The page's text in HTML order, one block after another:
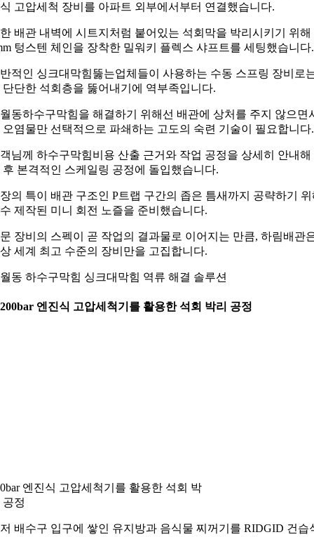
고압세척 장비를 아파트 외부에서부터 연결했습니다.
배관 내벽에 시트지처럼 붙어있는 석회막을 박리시키기 위해
텅스텐 체인을 장착한 밀워키 플렉스 샤프트를 세팅했습니다.
적인 싱크대막힘뚫는업체들이 사용하는 수동 스프링 장비로
단단한 석회층을 뚫어내기에 역부족입니다.
동하수구막힘을 해결하기 위해선 배관에 상처를 주지 않으면
오염물만 선택적으로 파쇄하는 고도의 숙련 기술이 필요합니다.
님께 하수구막힘비용 산출 근거와 작업 공정을 상세히 안내해
후 본격적인 스케일링 공정에 돌입했습니다.
의 특이 배관 구조인 P트랩 구간의 좁은 틈새까지 공략하기 위
제작된 미니 회전 노즐을 준비했습니다.
장비의 스펙이 곧 작업의 결과물로 이어지는 만큼, 하림배관
세계 최고 수준의 장비만을 고집합니다.
동 하수구막힘 싱크대막힘 역류 해결 솔루션
엔진식 고압세척기를 활용한 석회 박리 공정
엔진식 고압세척기를 활용한 석회 박
공정
배수구 입구에 쌓인 유지방과 음식물 찌꺼기를 RIDGID 건습